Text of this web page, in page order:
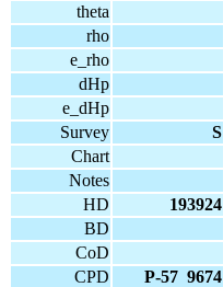
theta
rho
e_rho
dHp
e_dHp
Survey
S
Chart
Notes
HD
193924
BD
CoD
CPD
P-57 9674